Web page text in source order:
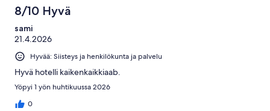
8/10 Hyvä
sami
21.4.2026
Hyvää: Siisteys ja henkilökunta ja palvelu
Hyvä hotelli kaikenkaikkiaab.
Yöpyi 1 yön huhtikuussa 2026
0